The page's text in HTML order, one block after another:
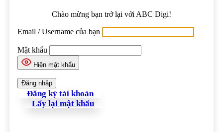
Chào mừng bạn trở lại với ABC Digi!
Email / Username của bạn
Mật khẩu
Hiện mật khẩu
Đăng ký tài khoản
Lấy lại mật khẩu